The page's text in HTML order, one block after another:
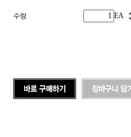
수량 EA